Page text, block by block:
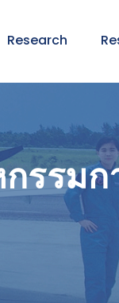
Research
รรม